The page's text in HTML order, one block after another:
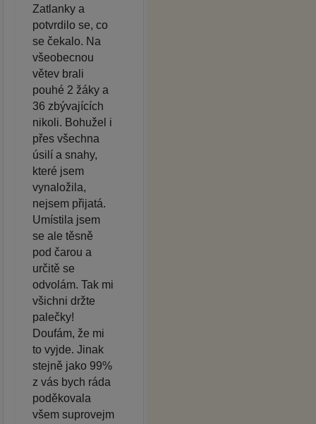
Zatlanky a
potvrdilo se, co
se čekalo. Na
všeobecnou
větev brali
pouhé 2 žáky a
36 zbývajících
nikoli. Bohužel i
přes všechna
úsilí a snahy,
které jsem
vynaložila,
nejsem přijatá.
Umístila jsem
se ale těsně
pod čarou a
určitě se
odvolám. Tak mi
všichni držte
palečky!
Doufám, že mi
to vyjde. Jinak
stejně jako 99%
z vás bych ráda
poděkovala
všem suprovejm